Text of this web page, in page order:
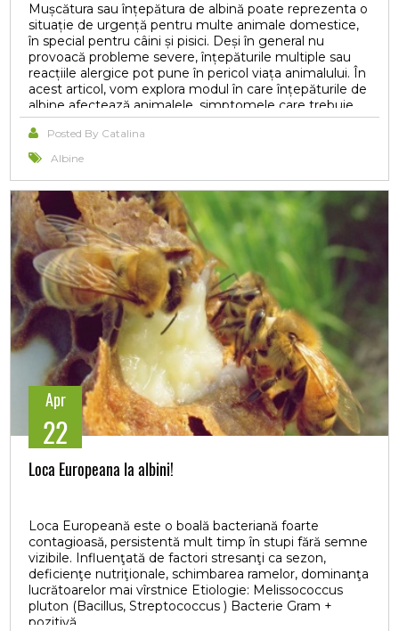
Mușcătura sau înțepătura de albină poate reprezenta o
situație de urgență pentru multe animale domestice,
în special pentru câini și pisici. Deși în general nu
provoacă probleme severe, înțepăturile multiple sau
reacțiile alergice pot pune în pericol viața animalului. În
acest articol, vom explora modul în care înțepăturile de
albine afectează animalele, simptomele care trebuie
urmărite, tratamentele adecvate și măsurile
preventive.
Posted By Catalina
Albine
Apr
22
Loca Europeana la albini!
Loca Europeană este o boală bacteriană foarte
contagioasă, persistentă mult timp în stupi fără semne
vizibile. Influenţată de factori stresanţi ca sezon,
deficienţe nutriţionale, schimbarea ramelor, dominanţa
lucrătoarelor mai vîrstnice Etiologie: Melissococcus
pluton (Bacillus, Streptococcus ) Bacterie Gram +
pozitivă.